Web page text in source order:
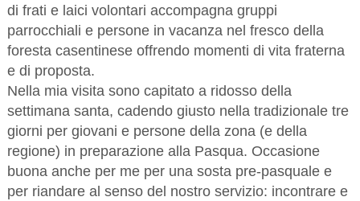
di frati e laici volontari accompagna gruppi
parrocchiali e persone in vacanza nel fresco della
foresta casentinese offrendo momenti di vita fraterna
e di proposta.
Nella mia visita sono capitato a ridosso della
settimana santa, cadendo giusto nella tradizionale tre
giorni per giovani e persone della zona (e della
regione) in preparazione alla Pasqua. Occasione
buona anche per me per una sosta pre-pasquale e
per riandare al senso del nostro servizio: incontrare e